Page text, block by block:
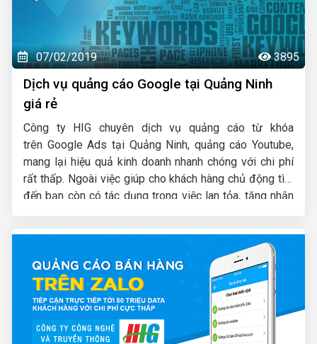
07/02/2019 3895
Dịch vụ quảng cáo Google tại Quảng Ninh
giá rẻ
Công ty HIG chuyên dịch vụ quảng cáo từ khóa
trên Google Ads tại Quảng Ninh, quảng cáo Youtube,
mang lại hiệu quả kinh doanh nhanh chóng với chi phí
rất thấp. Ngoài việc giúp cho khách hàng chủ động tìm
đến bạn còn có tác dụng trong việc lan tỏa, tăng nhận